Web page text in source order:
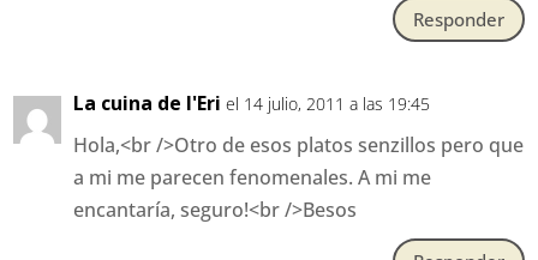
Responder
La cuina de l'Eri el 14 julio, 2011 a las 19:45
Hola,<br />Otro de esos platos senzillos pero que
a mi me parecen fenomenales. A mi me
encantaría, seguro!<br />Besos